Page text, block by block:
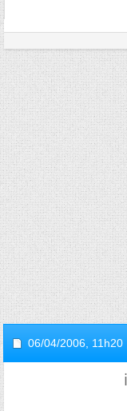
06/04/2006, 11h20